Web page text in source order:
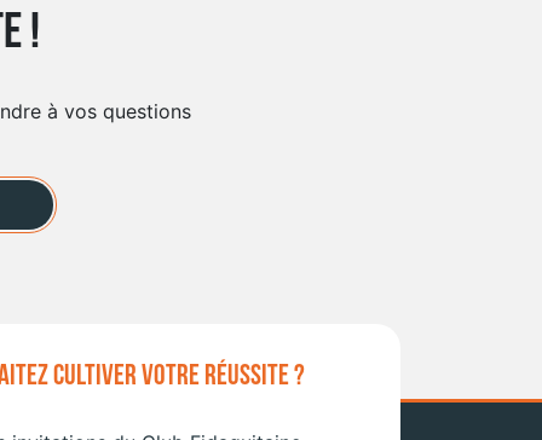
!
à vos questions
CULTIVER VOTRE RÉUSSITE ?